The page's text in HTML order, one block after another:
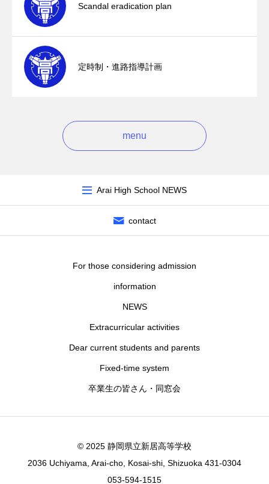
Scandal eradication plan
定時制・進路指導計画
menu
Arai High School NEWS
contact
For those considering admission
information
NEWS
Extracurricular activities
Dear current students and parents
Fixed-time system
卒業生の皆さん・同窓会
© 2025 静岡県立新居高等学校
2036 Uchiyama, Arai-cho, Kosai-shi, Shizuoka 431-0304
053-594-1515